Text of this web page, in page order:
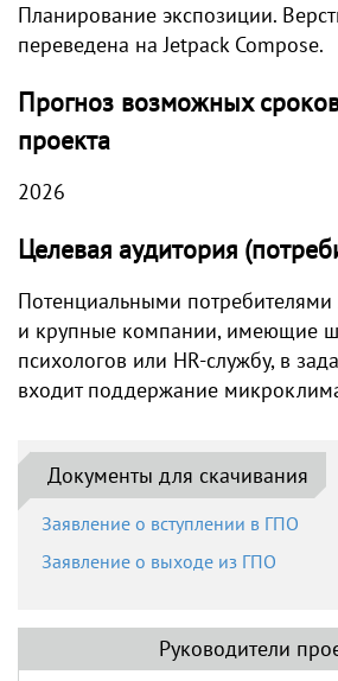
Планирование экспозиции.
переведена на Jetpack Compose.
Прогноз возможных
проекта
2026
Целевая аудитория
Потенциальными потребителями
и крупные компании, имеющие
психологов или HR-службу, в
входит поддержание
Документы для скачивания
Заявление о вступлении в ГПО
Заявление о выходе из ГПО
Руководители